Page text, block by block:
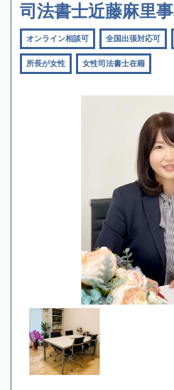
司法書士近藤麻里
オンライン相談可 全国出張対応可
所長が女性 女性司法書士在籍